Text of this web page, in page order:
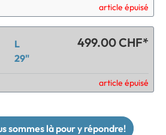
article épuisé
L
29"
499.00 CHF*
article épuisé
sommes là pour y répondre!